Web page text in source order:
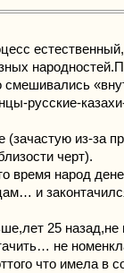
русские-
из-за
черт).
время народ
и
25 назад,не
не
что имела в